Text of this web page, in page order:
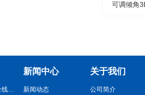
可调倾角
海尔生物医疗全线系列产品
新闻中心
新闻动态
关于我们
公司简介